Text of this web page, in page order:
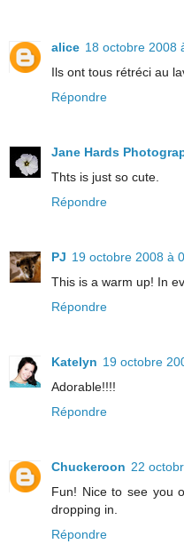
alice 18 octobre 2008
Ils ont tous rétréci au
Répondre
Jane Hards
Thts is just so cute.
Répondre
PJ 19 octobre 2008 à
This is a warm up! In
Répondre
Katelyn 19 octobre
Adorable!!!!
Répondre
Chuckeroon 22
Fun! Nice to see you
dropping in.
Répondre